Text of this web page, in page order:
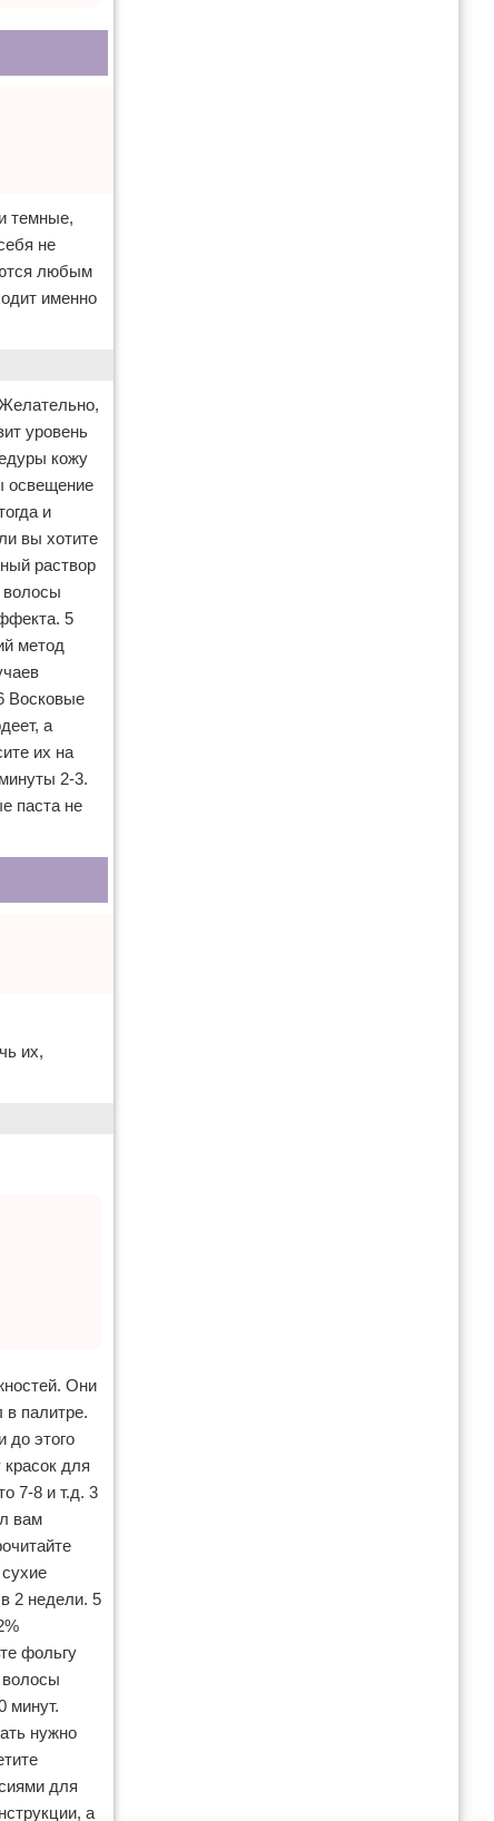
темные,
не
любым
именно
уровень
кожу
освещение
и
вы хотите
раствор
волосы
5
метод
Восковые
а
их на
2-3.
паста не
их,
Они
в палитре.
до этого
для
7-8 и т.д. 3
вам
2 недели. 5
фольгу
минут.
нужно
для
а